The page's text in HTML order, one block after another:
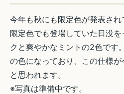
今年も秋にも限定色が発表さ
限定色でも登場していた日没
クと爽やかなミントの2色です
の色になっており、この仕様
と思われます。
※写真は準備中です。